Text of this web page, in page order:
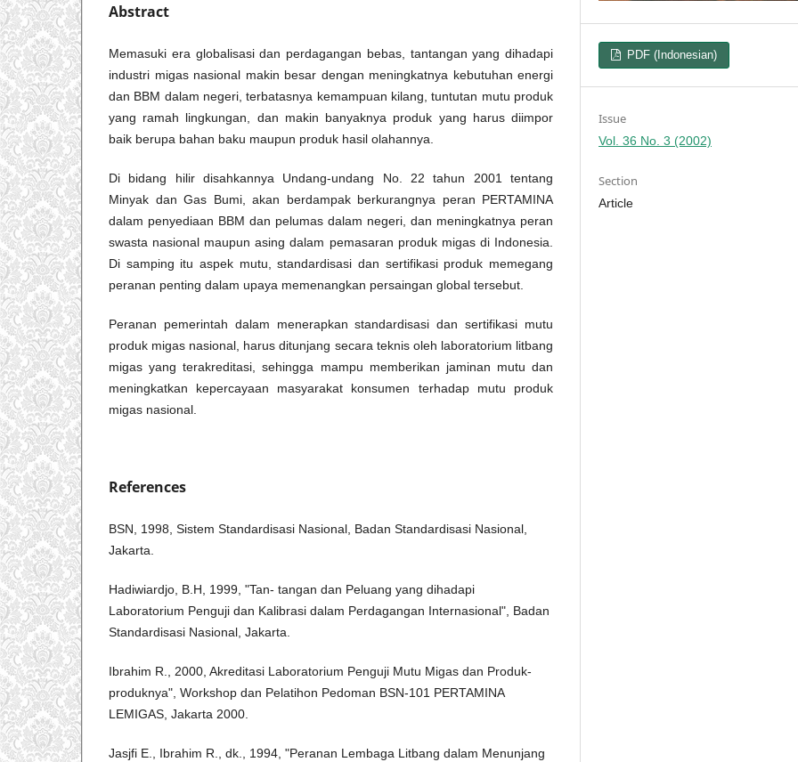
Abstract
Memasuki era globalisasi dan perdagangan bebas, tantangan yang dihadapi
industri migas nasional makin besar dengan meningkatnya kebutuhan energi
dan BBM dalam negeri, terbatasnya kemampuan kilang, tuntutan mutu produk
yang ramah lingkungan, dan makin banyaknya produk yang harus diimpor
baik berupa bahan baku maupun produk hasil olahannya.
Di bidang hilir disahkannya Undang-undang No. 22 tahun 2001 tentang
Minyak dan Gas Bumi, akan berdampak berkurangnya peran PERTAMINA
dalam penyediaan BBM dan pelumas dalam negeri, dan meningkatnya peran
swasta nasional maupun asing dalam pemasaran produk migas di Indonesia.
Di samping itu aspek mutu, standardisasi dan sertifikasi produk memegang
peranan penting dalam upaya memenangkan persaingan global tersebut.
Peranan pemerintah dalam menerapkan standardisasi dan sertifikasi mutu
produk migas nasional, harus ditunjang secara teknis oleh laboratorium litbang
migas yang terakreditasi, sehingga mampu memberikan jaminan mutu dan
meningkatkan kepercayaan masyarakat konsumen terhadap mutu produk
migas nasional.
References
BSN, 1998, Sistem Standardisasi Nasional, Badan Standardisasi Nasional,
Jakarta.
Hadiwiardjo, B.H, 1999, "Tan- tangan dan Peluang yang dihadapi
Laboratorium Penguji dan Kalibrasi dalam Perdagangan Internasional", Badan
Standardisasi Nasional, Jakarta.
Ibrahim R., 2000, Akreditasi Laboratorium Penguji Mutu Migas dan Produk-
produknya", Workshop dan Pelatihon Pedoman BSN-101 PERTAMINA
LEMIGAS, Jakarta 2000.
Jasjfi E., Ibrahim R., dk., 1994, "Peranan Lembaga Litbang dalam Menunjang
PDF (Indonesian)
Issue
Vol. 36 No. 3 (2002)
Section
Article